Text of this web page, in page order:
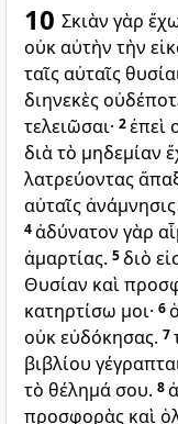
10 Σκιὰν γὰρ
οὐκ αὐτὴν τὴν
ταῖς αὐταῖς
διηνεκὲς
τελειῶσαι· 2ἐπεὶ
διὰ τὸ μηδεμίαν
λατρεύοντας
αὐταῖς
4ἀδύνατον γὰρ
ἁμαρτίας. 5διὸ
Θυσίαν καὶ
κατηρτίσω μοι· 6
οὐκ εὐδόκησας. 7
βιβλίου
τὸ θέλημά σου. 8
προσφορὰς καὶ